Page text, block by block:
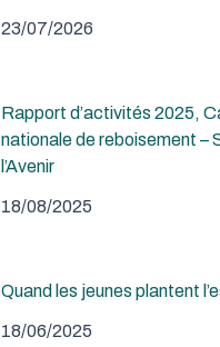
23/07/2026
Rapport d’activités 2025,
nationale de reboisement –
l’Avenir
18/08/2025
Quand les jeunes plantent
18/06/2025